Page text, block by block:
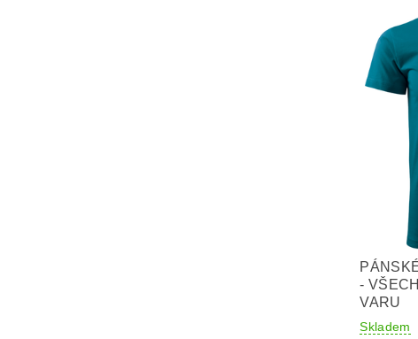
-
VARU
Skladem